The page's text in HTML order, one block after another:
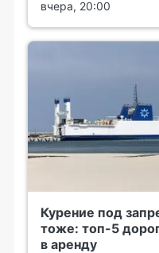
вчера, 20:00
Курение под
тоже: топ-5
в аренду